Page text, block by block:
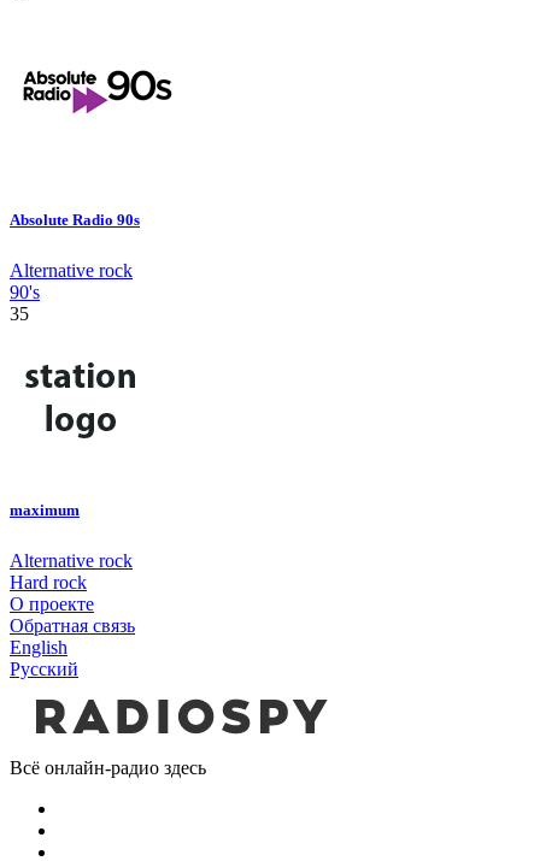
Absolute Radio 90s
Alternative rock
90's
35
maximum
Alternative rock
Hard rock
О проекте
Обратная связь
English
Русский
Всё онлайн-радио здесь